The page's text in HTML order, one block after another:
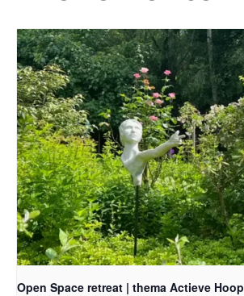
Open Space retreat | thema Actieve Hoop